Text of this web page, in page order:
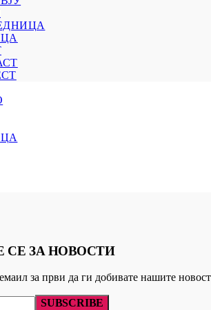
СЕ ЗА НОВОСТИ
за први да ги добивате нашите
SUBSCRIBE